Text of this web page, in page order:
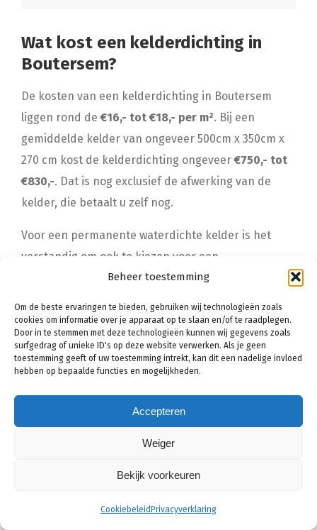
Beheer toestemming
Om de beste ervaringen te bieden, gebruiken wij technologieën zoals
cookies om informatie over je apparaat op te slaan en/of te raadplegen.
Door in te stemmen met deze technologieën kunnen wij gegevens zoals
surfgedrag of unieke ID's op deze website verwerken. Als je geen
toestemming geeft of uw toestemming intrekt, kan dit een nadelige invloed
hebben op bepaalde functies en mogelijkheden.
Accepteren
Weiger
Bekijk voorkeuren
Cookiebeleid Privacyverklaring
Wat kost een kelderdichting in
Boutersem?
De kosten van een kelderdichting in Boutersem
liggen rond de€16,- tot €18,- per m². Bij een
gemiddelde kelder van ongeveer 500cm x 350cm x
270 cm kost de kelderdichting ongeveer€750,- tot
€830,-. Dat is nog exclusief de afwerking van de
kelder, die betaalt u zelf nog.
Voor een permanente waterdichte kelder is het
verstandig om ook te kiezen voor een
kelderdrainage systeem. De kosten hiervoor
kelder rond de€3.500,-maar kunnen, afhankelijk
van de situatie, oplopen tot wel€10.000,-
Kelderbekuiping €16,- tot €18,- per m²
dit zijn gemiddelde kosten die per vakman